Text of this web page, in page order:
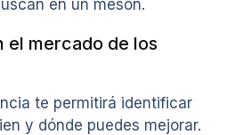
en un mesón.
el mercado de los
te permitirá identificar
y dónde puedes mejorar.